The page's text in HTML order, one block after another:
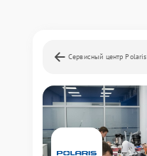
Сервисный центр Polaris